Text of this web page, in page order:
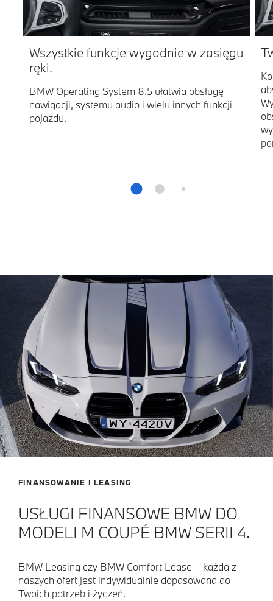
Wszystkie funkcje wygodnie w zasięgu
ręki.
BMW Operating System 8.5 ułatwia obsługę
nawigacji, systemu audio i wielu innych funkcji
pojazdu.
FINANSOWANIE I LEASING
USŁUGI FINANSOWE BMW DO
MODELI M COUPÉ BMW SERII 4.
BMW Leasing czy BMW Comfort Lease – każda z
naszych ofert jest indywidualnie dopasowana do
Twoich potrzeb i życzeń.